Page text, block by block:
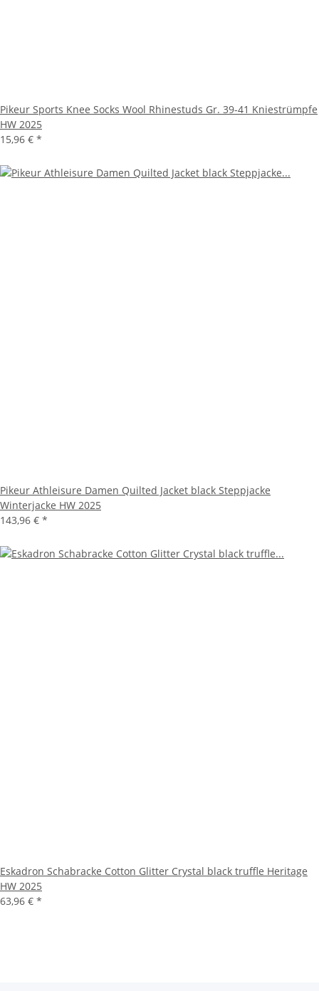
Pikeur Sports Knee Socks Wool Rhinestuds Gr. 39-41 Kniestrümpfe
HW 2025
15,96 € *
Pikeur Athleisure Damen Quilted Jacket black Steppjacke
Winterjacke HW 2025
143,96 € *
Eskadron Schabracke Cotton Glitter Crystal black truffle Heritage
HW 2025
63,96 € *